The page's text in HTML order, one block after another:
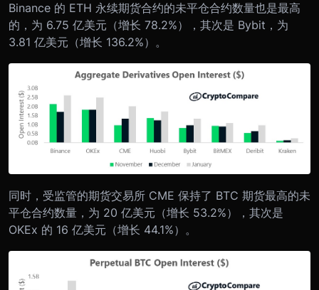
Binance 的 ETH 永续期货合约的未平仓合约数量也是最高
的，为 6.75 亿美元（增长 78.2%），其次是 Bybit，为
3.81 亿美元（增长 136.2%）。
同时，受监管的期货交易所 CME 保持了 BTC 期货最高的未
平仓合约数量，为 20 亿美元（增长 53.2%），其次是
OKEx 的 16 亿美元（增长 44.1%）。